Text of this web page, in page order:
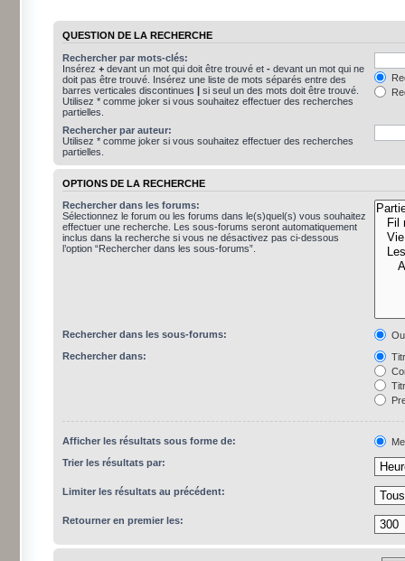
QUESTION DE LA RECHERCHE
Rechercher par mots-clés:
Insérez + devant un mot qui doit être trouvé et - devant un mot qui ne
doit pas être trouvé. Insérez une liste de mots séparés entre des
barres verticales discontinues | si seul un des mots doit être trouvé.
Utilisez * comme joker si vous souhaitez effectuer des recherches
partielles.
Rechercher par auteur:
Utilisez * comme joker si vous souhaitez effectuer des recherches
partielles.
OPTIONS DE LA RECHERCHE
Rechercher dans les forums:
Sélectionnez le forum ou les forums dans le(s)quel(s) vous souhaitez
effectuer une recherche. Les sous-forums seront automatiquement
inclus dans la recherche si vous ne désactivez pas ci-dessous
l’option “Rechercher dans les sous-forums”.
Rechercher dans les sous-forums:
Rechercher dans:
Afficher les résultats sous forme de:
Trier les résultats par:
Limiter les résultats au précédent:
Retourner en premier les: